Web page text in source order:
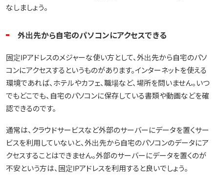
なしましょう。
外出先から自宅のパソコンにアクセスできる
固定IPアドレスのメジャーな使い方として、外出先から自宅のパソ
コンにアクセスするというものがあります。インターネットを使える
環境であれば、ホテルやカフェ、職場など、場所を問いません。いつ
でもどこでも、自宅のパソコンに保存している書類や動画などを確
認できるのです。
通常は、クラウドサービスなど外部のサーバーにデータを置くサー
ビスを利用していないと、外出先から自宅のパソコンのデータにア
クセスすることはできません。外部のサーバーにデータを置くのが
不安という方は、固定IPアドレスを利用すると良いでしょう。